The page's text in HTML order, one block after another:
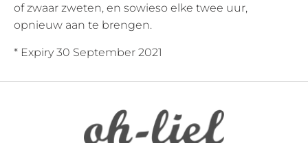
of zwaar zweten, en sowieso elke twee uur,
opnieuw aan te brengen.
* Expiry 30 September 2021